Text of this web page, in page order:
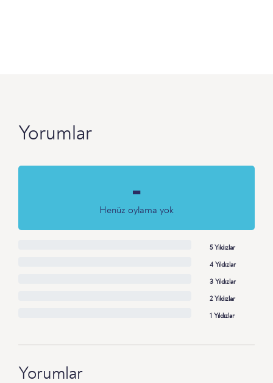
Yorumlar
-
Henüz oylama yok
5 Yıldızlar
4 Yıldızlar
3 Yıldızlar
2 Yıldızlar
1 Yıldızlar
Yorumlar